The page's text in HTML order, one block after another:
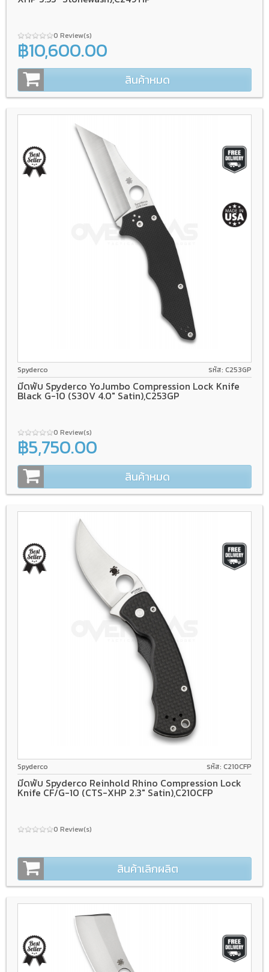
0 Review(s)
฿10,600.00
สินค้าหมด
CPM S30V
Spyderco รหัส: C253GP
มีดพับ Spyderco YoJumbo Compression Lock Knife
Black G-10 (S30V 4.0" Satin),C253GP
0 Review(s)
฿5,750.00
สินค้าหมด
CTS-XHP
Spyderco รหัส: C210CFP
มีดพับ Spyderco Reinhold Rhino Compression Lock
Knife CF/G-10 (CTS-XHP 2.3" Satin),C210CFP
0 Review(s)
สินค้าเลิกผลิต